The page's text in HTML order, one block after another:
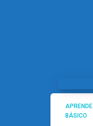
BÁSICO